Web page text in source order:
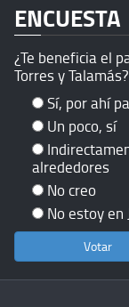
ENCUESTA
¿Te beneficia el
Torres y Talamás?
Sí, por ahí
Un poco, sí
alrededores
No creo
No estoy en